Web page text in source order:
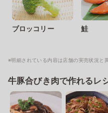
ブロッコリー 鮭
※明細されている内容は店舗の実売状況と
牛豚合びき肉で作れるレ